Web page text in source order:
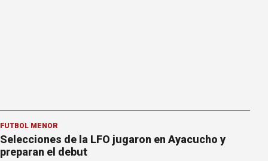
FÚTBOL MENOR
Selecciones de la LFO jugaron en Ayacucho y
preparan el debut